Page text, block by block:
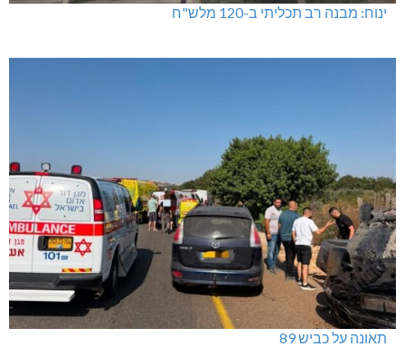
ינוח: מבנה רב תכליתי ב-120 מלש"ח
תאונה על כביש 89